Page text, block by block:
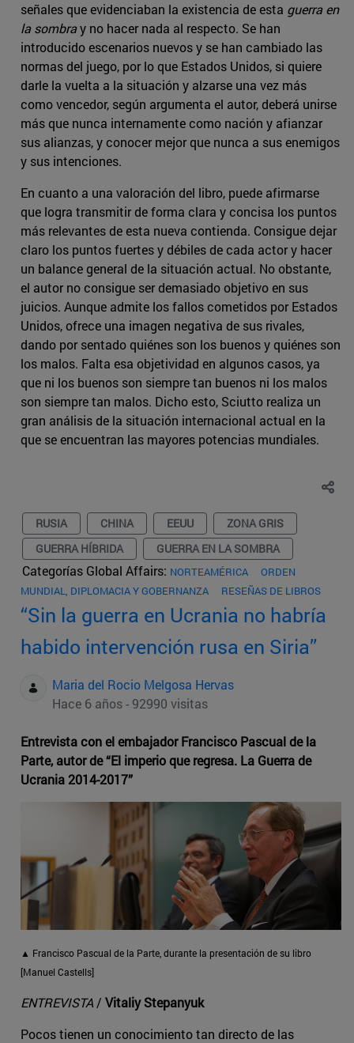
señales que evidenciaban la existencia de esta guerra en
la sombray no hacer nada al respecto. Se han
introducido escenarios nuevos y se han cambiado las
normas del juego, por lo que Estados Unidos, si quiere
darle la vuelta a la situación y alzarse una vez más
como vencedor, según argumenta el autor, deberá unirse
más que nunca internamente como nación y afianzar
sus alianzas, y conocer mejor que nunca a sus enemigos
y sus intenciones.
En cuanto a una valoración del libro, puede afirmarse
que logra transmitir de forma clara y concisa los puntos
más relevantes de esta nueva contienda. Consigue dejar
claro los puntos fuertes y débiles de cada actor y hacer
un balance general de la situación actual. No obstante,
el autor no consigue ser demasiado objetivo en sus
juicios. Aunque admite los fallos cometidos por Estados
Unidos, ofrece una imagen negativa de sus rivales,
dando por sentado quiénes son los buenos y quiénes son
los malos. Falta esa objetividad en algunos casos, ya
que ni los buenos son siempre tan buenos ni los malos
son siempre tan malos. Dicho esto, Sciutto realiza un
gran análisis de la situación internacional actual en la
que se encuentran las mayores potencias mundiales.
RUSIA CHINA EEUU
ZONA GRIS
GUERRA HÍBRIDA
GUERRA EN LA SOMBRA
Categorías Global Affairs: NORTEAMÉRICA
ORDEN
MUNDIAL, DIPLOMACIA Y GOBERNANZA
RESEÑAS DE LIBROS
“Sin la guerra en Ucrania no habría
habido intervención rusa en Siria”
Maria del Rocio Melgosa Hervas
Hace 6 años - 92990 visitas
Entrevista con el embajador Francisco Pascual de la
Parte, autor de “El imperio que regresa. La Guerra de
Ucrania 2014-2017”
▲ Francisco Pascual de la Parte, durante la presentación de su libro
[Manuel Castells]
ENTREVISTA / Vitaliy Stepanyuk
Pocos tienen un conocimiento tan directo de las